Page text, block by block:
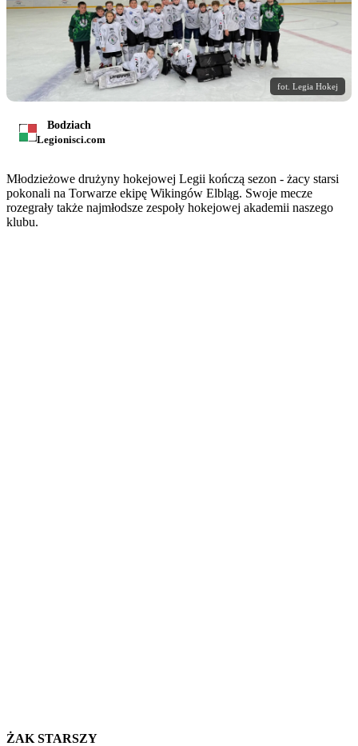
fot. Legia Hokej
Bodziach
Legionisci.com
Młodzieżowe drużyny hokejowej Legii kończą sezon - żacy starsi
pokonali na Torwarze ekipę Wikingów Elbląg. Swoje mecze
rozegrały także najmłodsze zespoły hokejowej akademii naszego
klubu.
ŻAK STARSZY